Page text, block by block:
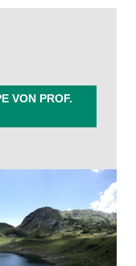
VON PROF.